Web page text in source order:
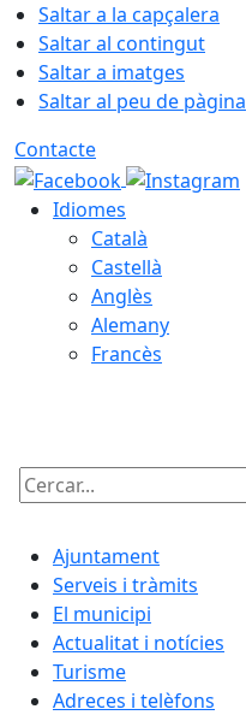
Saltar a la capçalera
Saltar al contingut
Saltar a imatges
Saltar al peu de pàgina
Contacte
Idiomes
Català
Castellà
Anglès
Alemany
Francès
Cercar:
Ajuntament
Serveis i tràmits
El municipi
Actualitat i notícies
Turisme
Adreces i telèfons